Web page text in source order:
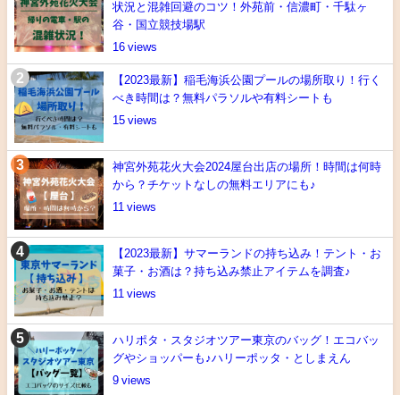
状況と混雑回避のコツ！外苑前・信濃町・千駄ヶ
谷・国立競技場駅
16
【2023最新】稲毛海浜公園プールの場所取り！行く
べき時間は？無料パラソルや有料シートも
15
神宮外苑花火大会2024屋台出店の場所！時間は何時
から？チケットなしの無料エリアにも♪
11
【2023最新】サマーランドの持ち込み！テント・お
菓子・お酒は？持ち込み禁止アイテムを調査♪
11
ハリポタ・スタジオツアー東京のバッグ！エコバッ
グやショッパーも♪ハリーポッタ・としまえん
9